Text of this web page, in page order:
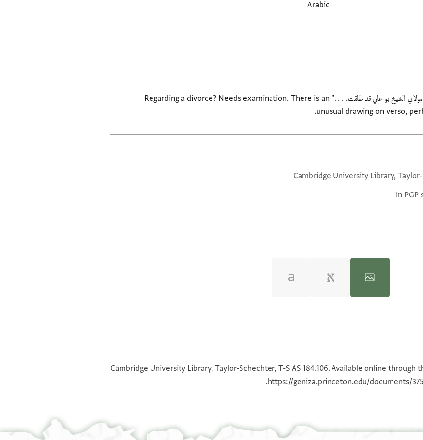
Arabic
Informal note to Bū ʿAlī beginning "يا مولاي الشيخ بو علي قد طلقت. . . ." Regarding a divorce? Needs examination. There is an
unusual drawing on verso,
Cambridge University Library,
In PGP
100%
100%
Cambridge University Library, Taylor-Schechter, T-S AS 184.106. Available online through
https://geniza.princeton.edu/documents/